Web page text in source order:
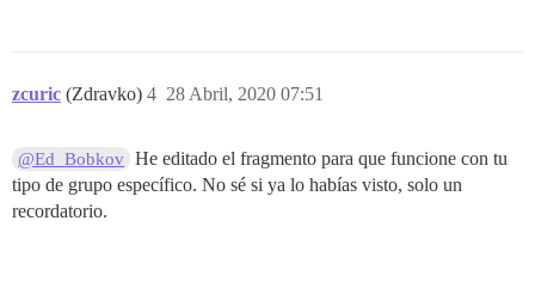
zcuric (Zdravko) 28 Abril, 2020 07:51
4
@Ed_Bobkov He editado el fragmento para que funcione con tu
tipo de grupo específico. No sé si ya lo habías visto, solo un
recordatorio.